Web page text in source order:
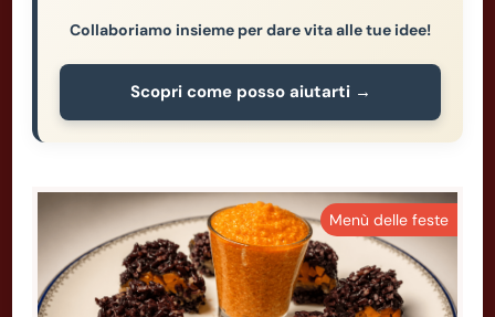
Collaboriamo insieme per dare vita alle tue idee!
Scopri come posso aiutarti →
Menù delle feste